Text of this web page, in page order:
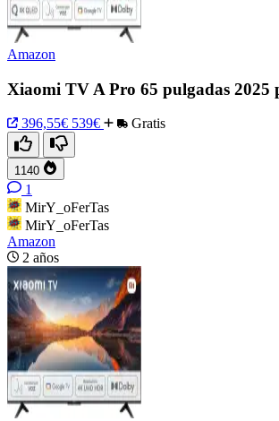
Amazon
Xiaomi TV A Pro 65 pulgadas 2025
396,55€ 539€ Gratis
1140
1
MirY_oFerTas
MirY_oFerTas
Amazon
2 años